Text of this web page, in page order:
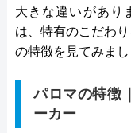
大きな違いがあり
は、特有のこだわ
の特徴を見てみまし
パロマの特徴
ーカー